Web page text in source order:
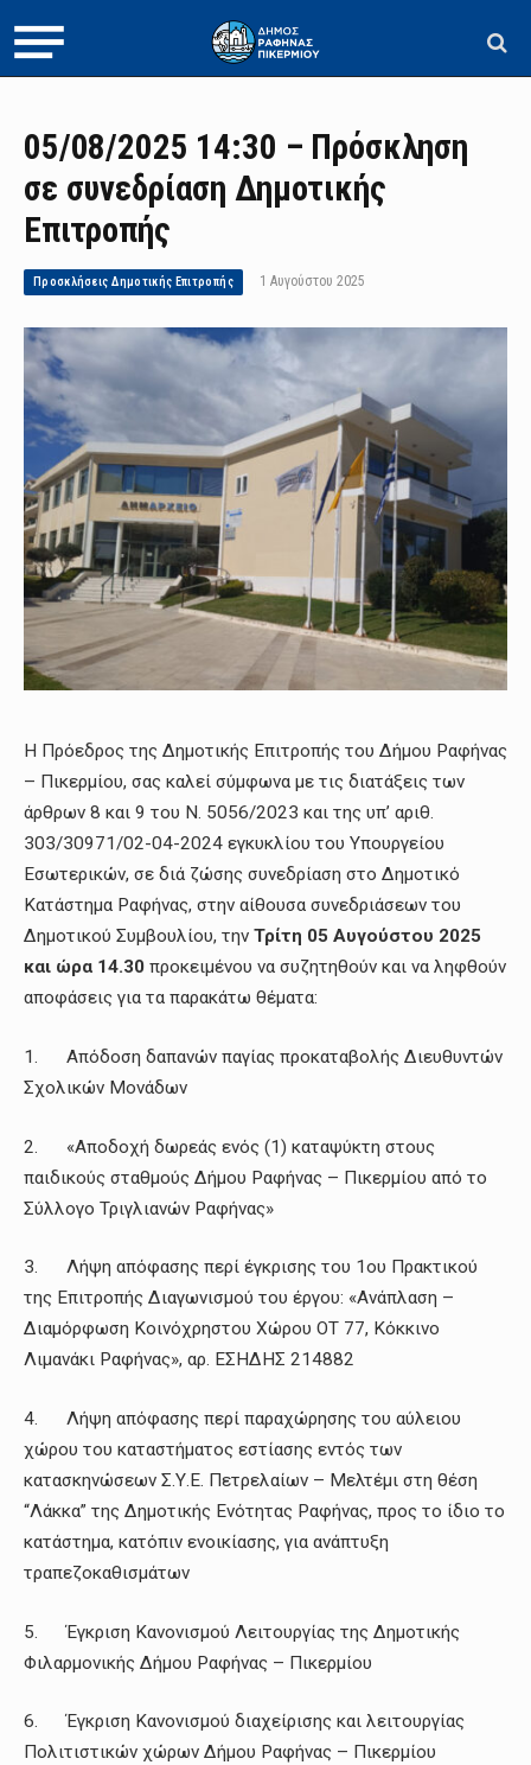
05/08/2025 14:30 – Πρόσκληση
σε συνεδρίαση Δημοτικής
Επιτροπής
Προσκλήσεις Δημοτικής Επιτροπής 1 Αυγούστου 2025
Η Πρόεδρος της Δημοτικής Επιτροπής του Δήμου Ραφήνας
– Πικερμίου, σας καλεί σύμφωνα με τις διατάξεις των
άρθρων 8 και 9 του Ν. 5056/2023 και της υπ’ αριθ.
303/30971/02-04-2024 εγκυκλίου του Υπουργείου
Εσωτερικών, σε διά ζώσης συνεδρίαση στο Δημοτικό
Κατάστημα Ραφήνας, στην αίθουσα συνεδριάσεων του
Δημοτικού Συμβουλίου, την Τρίτη 05 Αυγούστου 2025
και ώρα 14.30 προκειμένου να συζητηθούν και να ληφθούν
αποφάσεις για τα παρακάτω θέματα:
1. Απόδοση δαπανών παγίας προκαταβολής Διευθυντών
Σχολικών Μονάδων
2. «Αποδοχή δωρεάς ενός (1) καταψύκτη στους
παιδικούς σταθμούς Δήμου Ραφήνας – Πικερμίου από το
Σύλλογο Τριγλιανών Ραφήνας»
3. Λήψη απόφασης περί έγκρισης του 1ου Πρακτικού
της Επιτροπής Διαγωνισμού του έργου: «Ανάπλαση –
Διαμόρφωση Κοινόχρηστου Χώρου ΟΤ 77, Κόκκινο
Λιμανάκι Ραφήνας», αρ. ΕΣΗΔΗΣ 214882
4. Λήψη απόφασης περί παραχώρησης του αύλειου
χώρου του καταστήματος εστίασης εντός των
κατασκηνώσεων Σ.Υ.Ε. Πετρελαίων – Μελτέμι στη θέση
“Λάκκα” της Δημοτικής Ενότητας Ραφήνας, προς το ίδιο το
κατάστημα, κατόπιν ενοικίασης, για ανάπτυξη
τραπεζοκαθισμάτων
5. Έγκριση Κανονισμού Λειτουργίας της Δημοτικής
Φιλαρμονικής Δήμου Ραφήνας – Πικερμίου
6. Έγκριση Κανονισμού διαχείρισης και λειτουργίας
Πολιτιστικών χώρων Δήμου Ραφήνας – Πικερμίου